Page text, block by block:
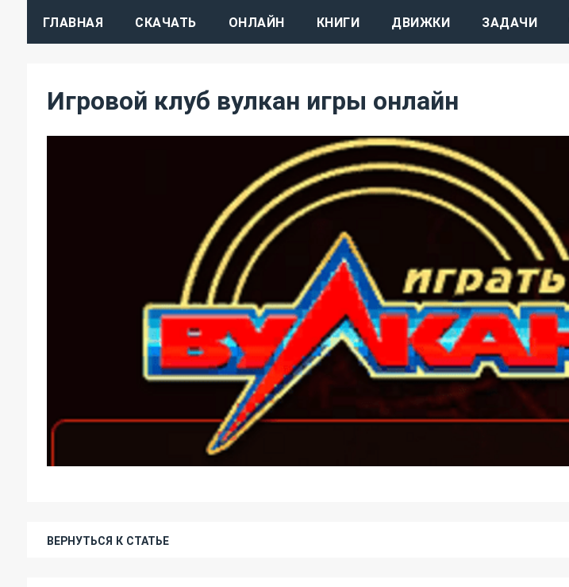
ГЛАВНАЯ СКАЧАТЬ ОНЛАЙН КНИГИ ДВИЖКИ ЗАДАЧИ
Игровой клуб вулкан игры онлайн
ВЕРНУТЬСЯ К СТАТЬЕ